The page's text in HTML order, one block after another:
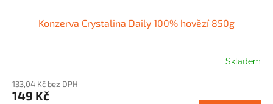
Konzerva Crystalina Daily 100% hovězí 850g
Skladem
133,04 Kč bez DPH
149 Kč